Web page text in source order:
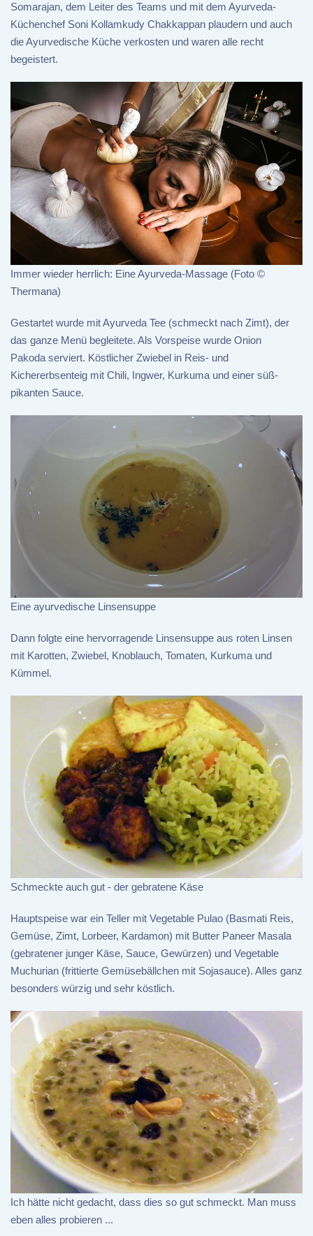
Somarajan, dem Leiter des Teams und mit dem Ayurveda-
Küchenchef Soni Kollamkudy Chakkappan plaudern und auch
die Ayurvedische Küche verkosten und waren alle recht
begeistert.
Immer wieder herrlich: Eine Ayurveda-Massage (Foto ©
Thermana)
Gestartet wurde mit Ayurveda Tee (schmeckt nach Zimt), der
das ganze Menü begleitete. Als Vorspeise wurde Onion
Pakoda serviert. Köstlicher Zwiebel in Reis- und
Kichererbsenteig mit Chili, Ingwer, Kurkuma und einer süß-
pikanten Sauce.
Eine ayurvedische Linsensuppe
Dann folgte eine hervorragende Linsensuppe aus roten Linsen
mit Karotten, Zwiebel, Knoblauch, Tomaten, Kurkuma und
Kümmel.
Schmeckte auch gut - der gebratene Käse
Hauptspeise war ein Teller mit Vegetable Pulao (Basmati Reis,
Gemüse, Zimt, Lorbeer, Kardamon) mit Butter Paneer Masala
(gebratener junger Käse, Sauce, Gewürzen) und Vegetable
Muchurian (frittierte Gemüsebällchen mit Sojasauce). Alles ganz
besonders würzig und sehr köstlich.
Ich hätte nicht gedacht, dass dies so gut schmeckt. Man muss
eben alles probieren ...